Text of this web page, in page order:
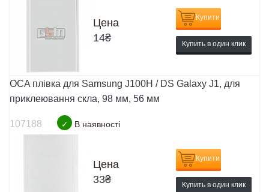
Цена
14₴
Купити
Купить в один клик
OCA плівка для Samsung J100H / DS Galaxy J1, для
приклеювання скла, 98 мм, 56 мм
107188 ✓ В наявності
Цена
33₴
Купити
Купить в один клик